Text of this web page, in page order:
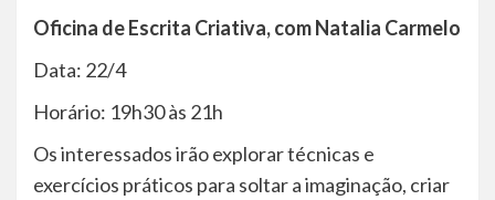
Oficina de Escrita Criativa, com Natalia Carmelo
Data: 22/4
Horário: 19h30 às 21h
Os interessados irão explorar técnicas e
exercícios práticos para soltar a imaginação, criar